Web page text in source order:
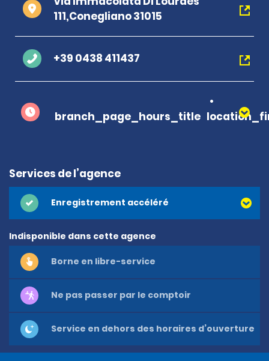
111,Conegliano 31015
+39 0438 411437
branch_page_hours_title
Services de l’agence
Enregistrement accéléré
Indisponible dans cette agence
Borne en libre-service
Ne pas passer par le comptoir
Service en dehors des horaires d’ouverture